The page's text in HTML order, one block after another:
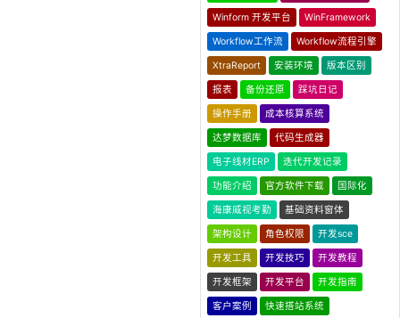
Winform 开发平台 WinFramework
Workflow工作流 Workflow流程引擎
XtraReport 安装环境 版本区别
报表 备份还原 踩坑日记
操作手册 成本核算系统
达梦数据库 代码生成器
电子线材ERP 迭代开发记录
功能介绍 官方软件下载 国际化
海康威视考勤 基础资料窗体
架构设计 角色权限 开发sce
开发工具 开发技巧 开发教程
开发框架 开发平台 开发指南
客户案例 快速搭站系统